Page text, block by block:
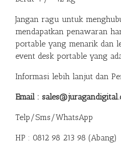
Jangan ragu untuk
mendapatkan penawaran
portable yang menarik dan
event desk portable yang
Informasi lebih lanjut dan
Email :
Telp/Sms/WhatsApp
HP : 0812 98 213 98 (Abang)